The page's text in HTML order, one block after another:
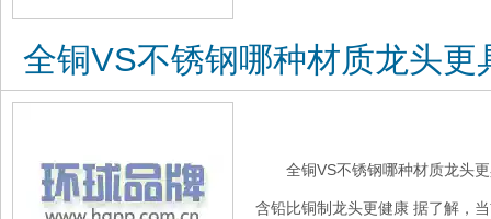
全铜VS不锈钢哪种材质龙头更
全铜VS不锈钢哪种材质龙头
含铅比铜制龙头更健康 据了解，